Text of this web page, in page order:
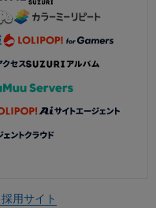
採用サイト